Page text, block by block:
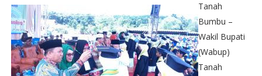
Tanah
Bumbu –
Wakil Bupati
(Wabup)
Tanah